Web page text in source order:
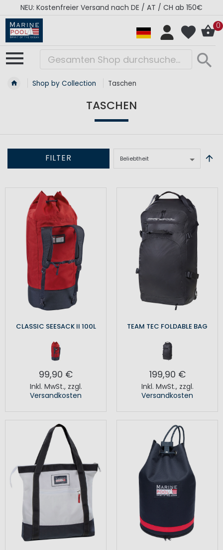
NEU: Kostenfreier Versand nach DE / AT / CH ab 150€
0
Shop by Collection Taschen
TASCHEN
FILTER
CLASSIC SEESACK II 100L
99,90 €
Inkl. MwSt., zzgl.
Versandkosten
TEAM TEC FOLDABLE BAG
199,90 €
Inkl. MwSt., zzgl.
Versandkosten